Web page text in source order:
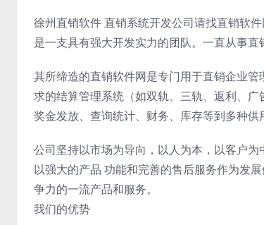
徐州直销软件 直销系统开发公司请找直销软
是一支具有强大开发实力的团队。一直从事直
其所缔造的直销软件网是专门用于直销企业
求的结算管理系统（如双轨、三轨、返利、
奖金发放、查询统计、财务、库存等到多种供
公司坚持以市场为导向，以人为本，以客户
以强大的产品 功能和完善的售后服务作为发
争力的一流产品和服务。
我们的优势